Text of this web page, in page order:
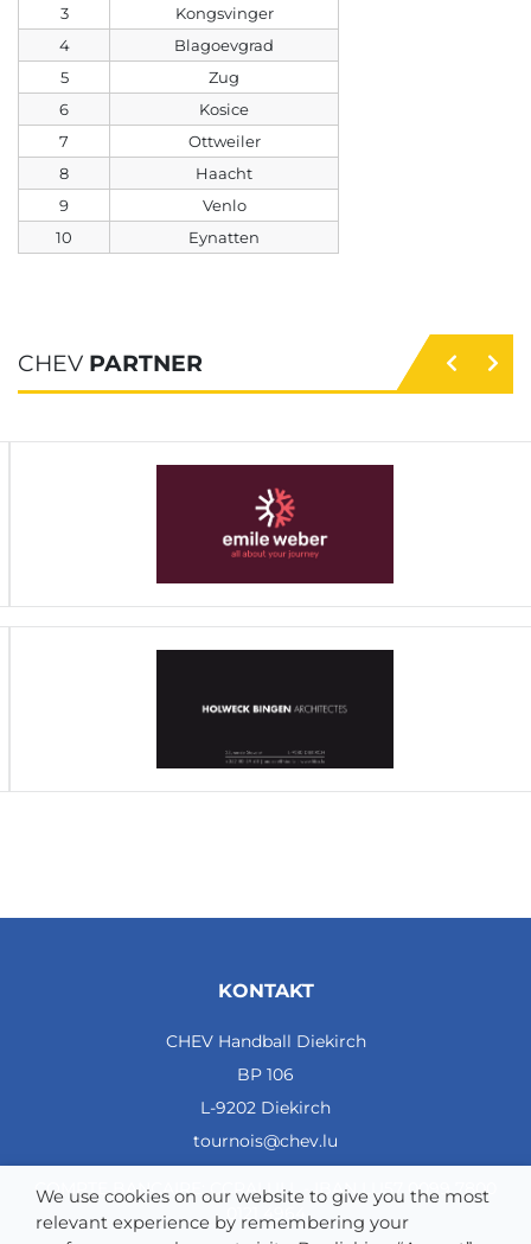
0
2
40 - 24
16
8
4
Ottweiler
4
30 - 42
Eynatten
4
0
4
N
P
Buts
Diff
Pts
Dornbirn
3
Kongsvinger
4
Blagoevgrad
5
Zug
6
Kosice
7
Ottweiler
8
Haacht
9
Venlo
10
Eynatten
CHEV PARTNER
KONTAKT
CHEV Handball Diekirch
BP 106
L-9202 Diekirch
tournois@chev.lu
COMPTE BANCAIRE: CCRALULL - IBAN LU57 0099 7800
We use cookies on our website to give you the most
relevant experience by remembering your